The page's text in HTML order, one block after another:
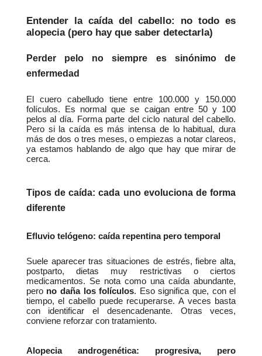
Entender la caída del cabello: no todo es
alopecia (pero hay que saber detectarla)
Perder pelo no siempre es sinónimo de
enfermedad
El cuero cabelludo tiene entre 100.000 y 150.000
folículos. Es normal que se caigan entre 50 y 100
pelos al día. Forma parte del ciclo natural del cabello.
Pero si la caída es más intensa de lo habitual, dura
más de dos o tres meses, o empiezas a notar clareos,
ya estamos hablando de algo que hay que mirar de
cerca.
Tipos de caída: cada uno evoluciona de forma
diferente
Efluvio telógeno: caída repentina pero temporal
Suele aparecer tras situaciones de estrés, fiebre alta,
postparto, dietas muy restrictivas o ciertos
medicamentos. Se nota como una caída abundante,
pero no daña los folículos. Eso significa que, con el
tiempo, el cabello puede recuperarse. A veces basta
con identificar el desencadenante. Otras veces,
conviene reforzar con tratamiento.
Alopecia androgenética: progresiva, pero